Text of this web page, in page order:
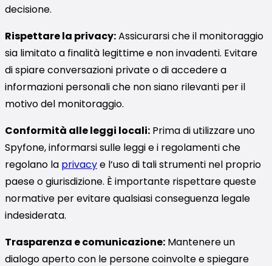
decisione.
Rispettare la privacy:Assicurarsi che il monitoraggio
sia limitato a finalità legittime e non invadenti. Evitare
di spiare conversazioni private o di accedere a
informazioni personali che non siano rilevanti per il
motivo del monitoraggio.
Conformità alle leggi locali: Prima di utilizzare uno
Spyfone, informarsi sulle leggi e i regolamenti che
regolano la privacye l’uso di tali strumenti nel proprio
paese o giurisdizione. È importante rispettare queste
normative per evitare qualsiasi conseguenza legale
indesiderata.
Trasparenza e comunicazione: Mantenere un
dialogo aperto con le persone coinvolte e spiegare